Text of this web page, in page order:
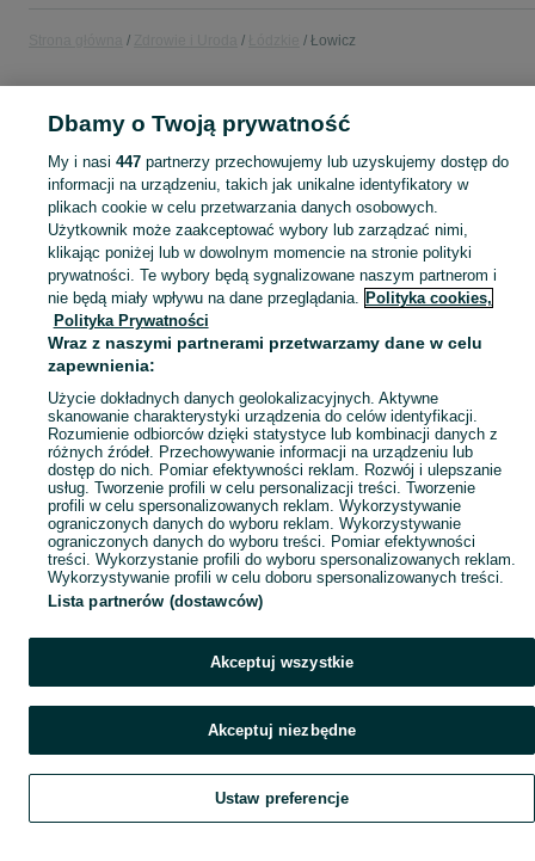
Łowicz
KATEGORIA
Sprzedaż produktów zdrowia i urody Łowicz ▶️ Kosmetyki, perfumy, sprzęt medyczny ✅ Nowe i używane w najlepszych cenach ☝ Znajdź ogłoszenia na OLX.pl! Zobacz
Mapa kategorii
Mapa miejscowości
Mapa ministron
Szukaj Obserwujesz Dodaj Czat Konto
Dbamy o Twoją prywatność
My i nasi 447partnerzy przechowujemy lub uzyskujemy dostęp do
informacji na urządzeniu, takich jak unikalne identyfikatory w
plikach cookie w celu przetwarzania danych osobowych.
Użytkownik może zaakceptować wybory lub zarządzać nimi,
klikając poniżej lub w dowolnym momencie na stronie polityki
prywatności. Te wybory będą sygnalizowane naszym partnerom i
nie będą miały wpływu na dane przeglądania. Polityka cookies,
Polityka Prywatności
Wraz z naszymi partnerami przetwarzamy dane w celu
zapewnienia:
Użycie dokładnych danych geolokalizacyjnych. Aktywne
skanowanie charakterystyki urządzenia do celów identyfikacji.
Rozumienie odbiorców dzięki statystyce lub kombinacji danych z
różnych źródeł. Przechowywanie informacji na urządzeniu lub
dostęp do nich. Pomiar efektywności reklam. Rozwój i ulepszanie
usług. Tworzenie profili w celu personalizacji treści. Tworzenie
profili w celu spersonalizowanych reklam. Wykorzystywanie
ograniczonych danych do wyboru reklam. Wykorzystywanie
ograniczonych danych do wyboru treści. Pomiar efektywności
treści. Wykorzystanie profili do wyboru spersonalizowanych reklam.
Wykorzystywanie profili w celu doboru spersonalizowanych treści.
Lista partnerów (dostawców)
Akceptuj wszystkie
Akceptuj niezbędne
Ustaw preferencje